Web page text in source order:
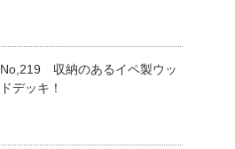
No,219 収納のあるイペ製ウッ
ドデッキ！